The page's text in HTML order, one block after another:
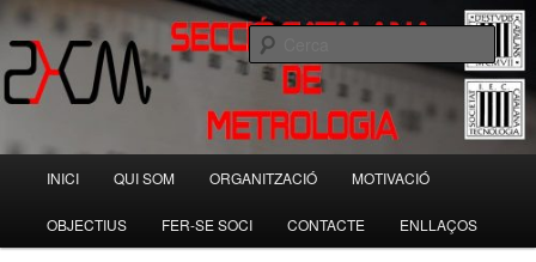
Aneu
al
contingut
principalSecció Catalana de Metrologia
Societat Catalana de Tecnologia
Cerca
principal
INICI QUI SOM ORGANITZACIÓ MOTIVACIÓ
OBJECTIUS FER-SE SOCI CONTACTE ENLLAÇOS